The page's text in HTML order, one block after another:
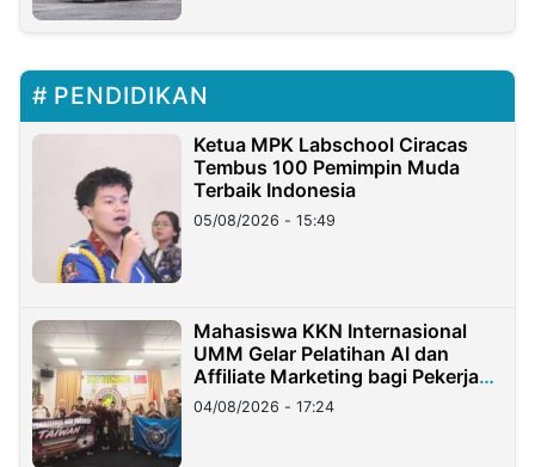
PENDIDIKAN
Ketua MPK Labschool Ciracas
Tembus 100 Pemimpin Muda
Terbaik Indonesia
05/08/2026 - 15:49
Mahasiswa KKN Internasional
UMM Gelar Pelatihan AI dan
Affiliate Marketing bagi Pekerja
Migran Indonesia di Taiwan
04/08/2026 - 17:24